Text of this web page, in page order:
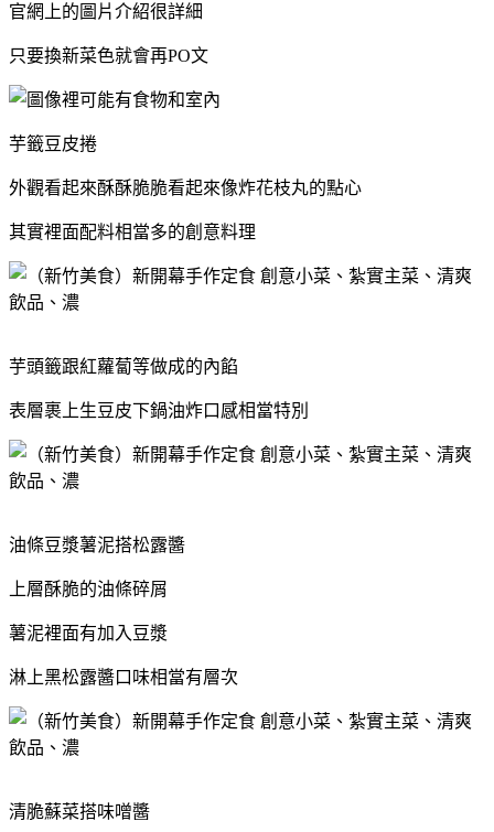
官網上的圖片介紹很詳細
只要換新菜色就會再PO文
芋籤豆皮捲
外觀看起來酥酥脆脆看起來像炸花枝丸的點心
其實裡面配料相當多的創意料理
芋頭籤跟紅蘿蔔等做成的內餡
表層裹上生豆皮下鍋油炸口感相當特別
油條豆漿薯泥搭松露醬
上層酥脆的油條碎屑
薯泥裡面有加入豆漿
淋上黑松露醬口味相當有層次
清脆蘇菜搭味噌醬